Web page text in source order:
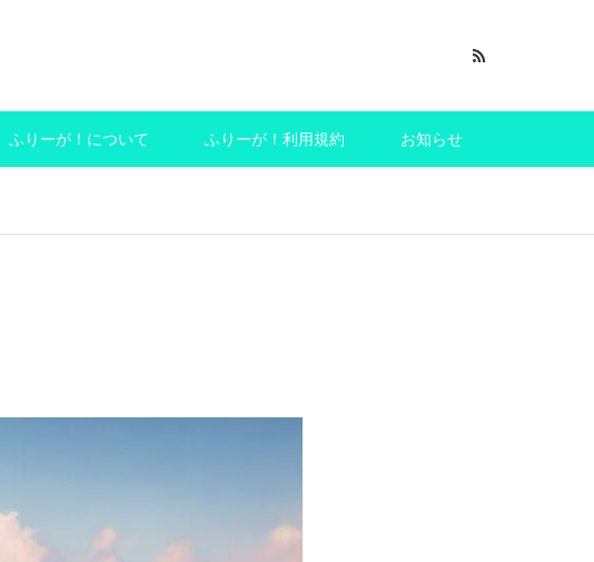
ふりーが！について ふりーが！利用規約 お知らせ